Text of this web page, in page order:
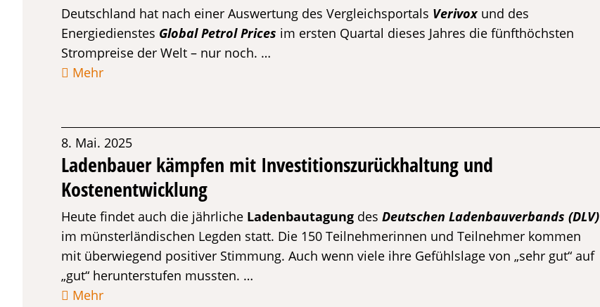
Deutschland hat nach einer Auswertung des Vergleichsportals Verivox und des
Energiedienstes Global Petrol Prices im ersten Quartal dieses Jahres die fünfthöchsten
Strompreise der Welt – nur noch. …
Mehr
8. Mai. 2025
Ladenbauer kämpfen mit Investitionszurückhaltung und
Kostenentwicklung
Heute findet auch die jährliche Ladenbautagung des Deutschen Ladenbauverbands (DLV)
im münsterländischen Legden statt. Die 150 Teilnehmerinnen und Teilnehmer kommen
mit überwiegend positiver Stimmung. Auch wenn viele ihre Gefühlslage von „sehr gut“ auf
„gut“ herunterstufen mussten. …
Mehr